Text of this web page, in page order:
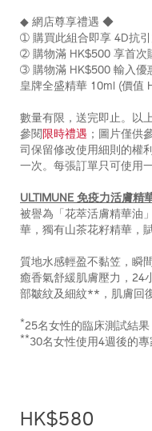
◆ 網店尊享禮遇 ◆
➀ 購買此組合即享 4D抗引
➁ 購物滿 HK$500 享首次
➂ 購物滿 HK$500 輸入優
皇牌全盛精華 10ml (價值
數量有限，送完即止。以
參閱 限時禮遇 ；圖片僅供
司保留修改使用細則的權
一次。每張訂單只可使用
ULTIMUNE 免疫力活膚精
被譽為「花萃活膚精華油
華，獨有山茶花籽精華，
質地水感輕盈不黏笠，瞬
癒香氣舒緩肌膚壓力，24
部皺紋及細紋**，肌膚回
*25名女性的臨床測試結果
**30名女性使用4週後的
HK$580